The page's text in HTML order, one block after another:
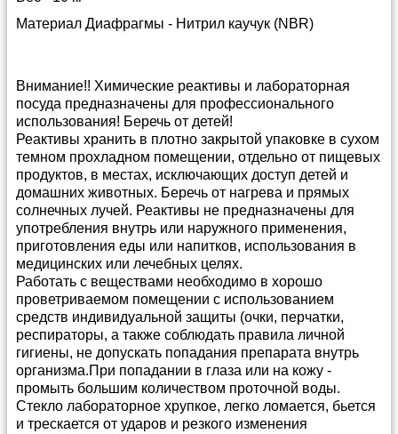
Материал Диафрагмы - Нитрил каучук (NBR)
Внимание!! Химические реактивы и лабораторная
посуда предназначены для профессионального
использования! Беречь от детей!
Реактивы хранить в плотно закрытой упаковке в сухом
темном прохладном помещении, отдельно от пищевых
продуктов, в местах, исключающих доступ детей и
домашних животных. Беречь от нагрева и прямых
солнечных лучей. Реактивы не предназначены для
употребления внутрь или наружного применения,
приготовления еды или напитков, использования в
медицинских или лечебных целях.
Работать с веществами необходимо в хорошо
проветриваемом помещении с использованием
средств индивидуальной защиты (очки, перчатки,
респираторы, а также соблюдать правила личной
гигиены, не допускать попадания препарата внутрь
организма.При попадании в глаза или на кожу -
промыть большим количеством проточной воды.
Стекло лабораторное хрупкое, легко ломается, бьется
и трескается от ударов и резкого изменения